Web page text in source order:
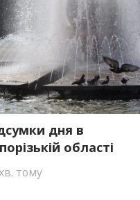
дня в
області
тому